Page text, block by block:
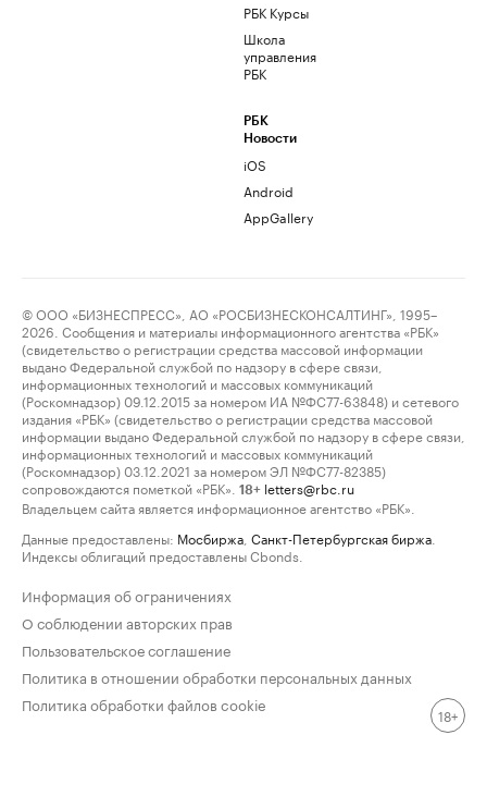
РБК Курсы
Школа
управления
РБК
РБК
Новости
iOS
Android
AppGallery
© ООО «БИЗНЕСПРЕСС», АО «РОСБИЗНЕСКОНСАЛТИНГ», 1995–
2026. Сообщения и материалы информационного агентства «РБК»
(свидетельство о регистрации средства массовой информации
выдано Федеральной службой по надзору в сфере связи,
информационных технологий и массовых коммуникаций
(Роскомнадзор) 09.12.2015 за номером ИА №ФС77-63848) и сетевого
издания «РБК» (свидетельство о регистрации средства массовой
информации выдано Федеральной службой по надзору в сфере связи,
информационных технологий и массовых коммуникаций
(Роскомнадзор) 03.12.2021 за номером ЭЛ №ФС77-82385)
сопровождаются пометкой «РБК».
18+ letters@rbc.ru
Владельцем сайта является информационное агентство «РБК».
Данные предоставлены: Мосбиржа Санкт-Петербургская биржа
Индексы облигаций предоставлены Cbonds.
Информация об ограничениях
О соблюдении авторских прав
Пользовательское соглашение
Политика в отношении обработки персональных данных
Политика обработки файлов cookie
18+